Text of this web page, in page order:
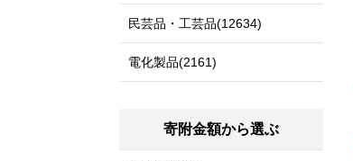
民芸品・工芸品(12634)
電化製品(2161)
寄附金額から選ぶ